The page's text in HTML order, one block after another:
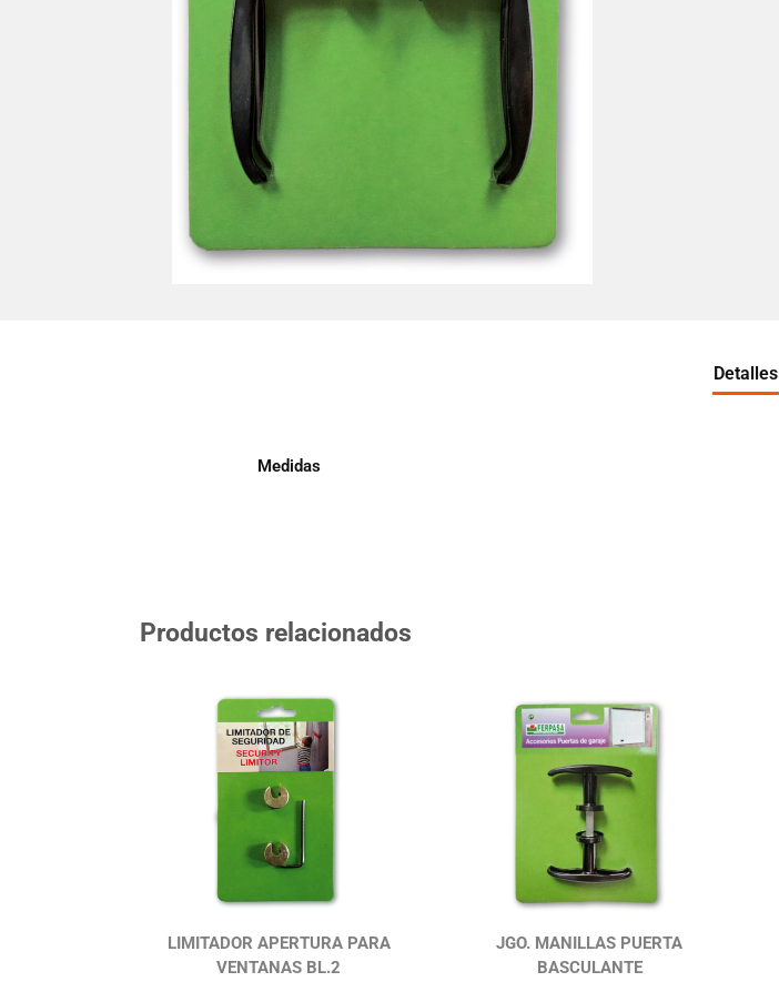
Detalles
Medidas
Productos relacionados
LIMITADOR APERTURA PARA
VENTANAS BL.2
JGO. MANILLAS PUERTA
BASCULANTE